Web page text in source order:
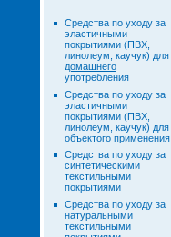
Средства по уходу за
эластичными
покрытиями (ПВХ,
линолеум, каучук) для
домашнего
употребления
Средства по уходу за
эластичными
покрытиями (ПВХ,
линолеум, каучук) для
объектогоприменения
Средства по уходу за
синтетическими
текстильными
покрытиями
Средства по уходу за
натуральными
текстильными